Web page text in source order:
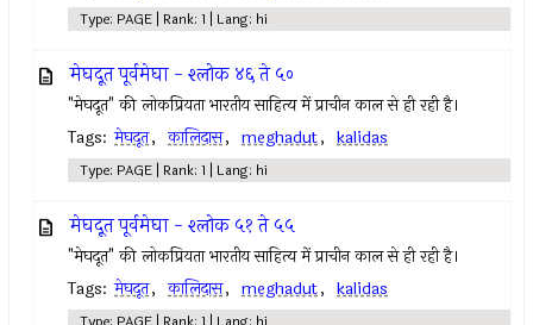
Type: PAGE | Rank: 1 | Lang: hi
मेघदूत पूर्वमेघा - श्लोक ४६ ते ५०
"मेघदूत" की लोकप्रियता भारतीय साहित्य में प्राचीन काल से ही रही है।
Tags: मेघदूत, कालिदास, meghadut, kalidas
Type: PAGE | Rank: 1 | Lang: hi
मेघदूत पूर्वमेघा - श्लोक ५१ ते ५५
"मेघदूत" की लोकप्रियता भारतीय साहित्य में प्राचीन काल से ही रही है।
Tags: मेघदूत, कालिदास, meghadut, kalidas